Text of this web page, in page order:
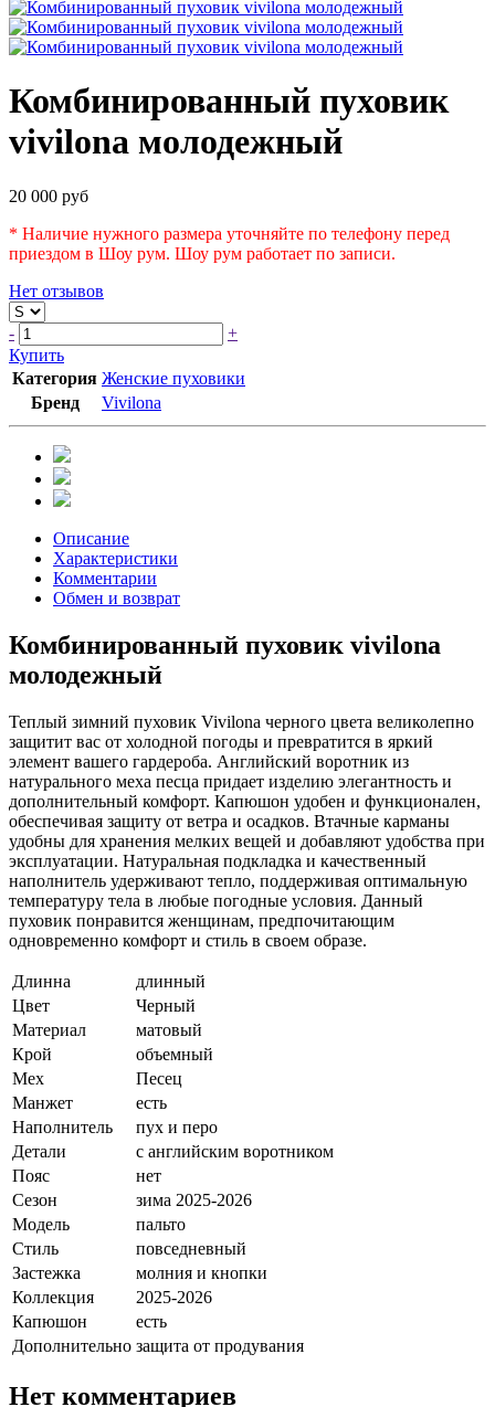
Комбинированный пуховик
vivilona молодежный
20 000 руб
* Наличие нужного размера уточняйте по телефону перед
приездом в Шоу рум. Шоу рум работает по записи.
Нет отзывов
-
+
Купить
Категория Женские пуховики
Бренд
Vivilona
Описание
Характеристики
Комментарии
Обмен и возврат
Комбинированный пуховик vivilona
молодежный
Теплый зимний пуховик Vivilona черного цвета великолепно
защитит вас от холодной погоды и превратится в яркий
элемент вашего гардероба. Английский воротник из
натурального меха песца придает изделию элегантность и
дополнительный комфорт. Капюшон удобен и функционален,
обеспечивая защиту от ветра и осадков. Втачные карманы
удобны для хранения мелких вещей и добавляют удобства при
эксплуатации. Натуральная подкладка и качественный
наполнитель удерживают тепло, поддерживая оптимальную
температуру тела в любые погодные условия. Данный
пуховик понравится женщинам, предпочитающим
одновременно комфорт и стиль в своем образе.
Длинна
длинный
Цвет
Черный
Материал
матовый
Крой
объемный
Мех
Песец
Манжет
есть
Наполнитель
пух и перо
Детали
с английским воротником
Пояс
нет
Сезон
зима 2025-2026
Модель
пальто
Стиль
повседневный
Застежка
молния и кнопки
Коллекция
2025-2026
Капюшон
есть
Дополнительно защита от продувания
Нет комментариев